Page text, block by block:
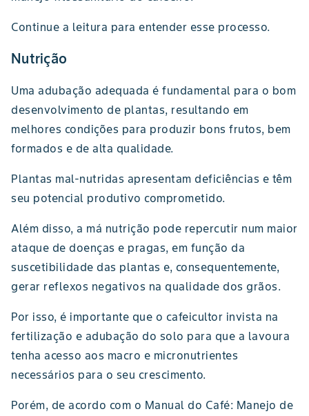
Continue a leitura para entender esse processo.
Nutrição
Uma adubação adequada é fundamental para o bom
desenvolvimento de plantas, resultando em
melhores condições para produzir bons frutos, bem
formados e de alta qualidade.
Plantas mal-nutridas apresentam deficiências e têm
seu potencial produtivo comprometido.
Além disso, a má nutrição pode repercutir num maior
ataque de doenças e pragas, em função da
suscetibilidade das plantas e, consequentemente,
gerar reflexos negativos na qualidade dos grãos.
Por isso, é importante que o cafeicultor invista na
fertilização e adubação do solo para que a lavoura
tenha acesso aos macro e micronutrientes
necessários para o seu crescimento.
Porém, de acordo com o Manual do Café: Manejo de